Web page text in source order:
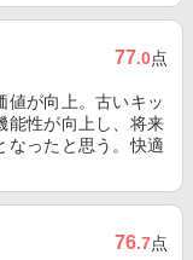
77.0点
値が向上。古いキッ
能性が向上し、将来
なったと思う。快適
76.7点